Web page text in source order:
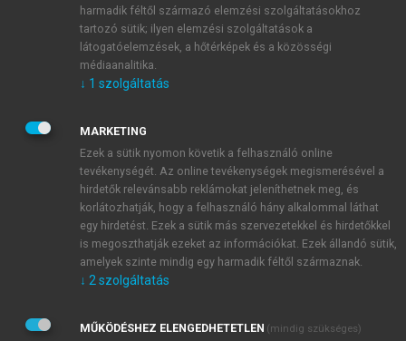
JELSZÓ
JELSZÓ ÚJRA
Kérek értesítést a MeRSZ újdonságairól, akcióiról.
Kérek értesítést az Akadémiai Kiadó Zrt. újdonságairól,
Adatkezelési tájékoztatóbanfoglaltakat tudomásul
harmadik féltől származó elemzési szolgáltatásokhoz
tartozó sütik; ilyen elemzési szolgáltatások a
látogatóelemzések, a hőtérképek és a közösségi
médiaanalitika.
↓ 1 szolgáltatás
MARKETING
Ezek a sütik nyomon követik a felhasználó online
tevékenységét. Az online tevékenységek megismerésével a
hirdetők relevánsabb reklámokat jeleníthetnek meg, és
korlátozhatják, hogy a felhasználó hány alkalommal láthat
egy hirdetést. Ezek a sütik más szervezetekkel és hirdetőkkel
is megoszthatják ezeket az információkat. Ezek állandó sütik,
amelyek szinte mindig egy harmadik féltől származnak.
↓ 2 szolgáltatás
MŰKÖDÉSHEZ ELENGEDHETETLEN (mindig szükséges)